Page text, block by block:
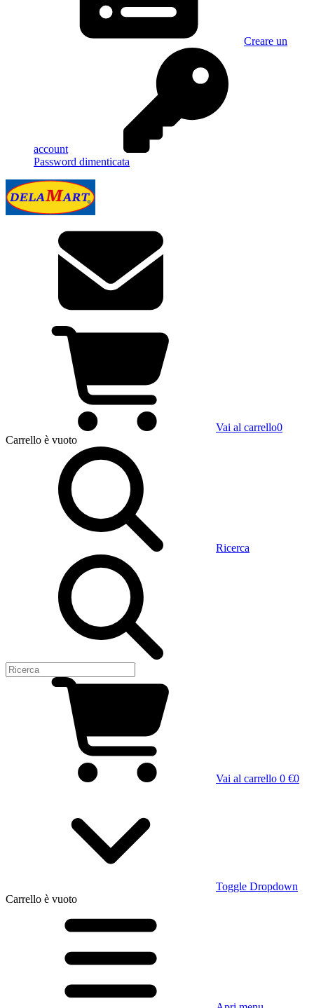
Creare un
account
Password dimenticata
Vai al carrello0
Carrello è vuoto
Ricerca
Vai al carrello 0 €0
Toggle Dropdown
Carrello è vuoto